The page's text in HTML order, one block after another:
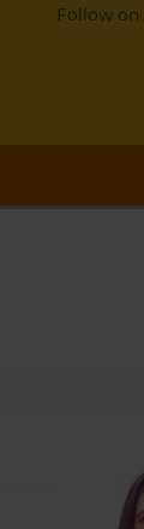
Follow on